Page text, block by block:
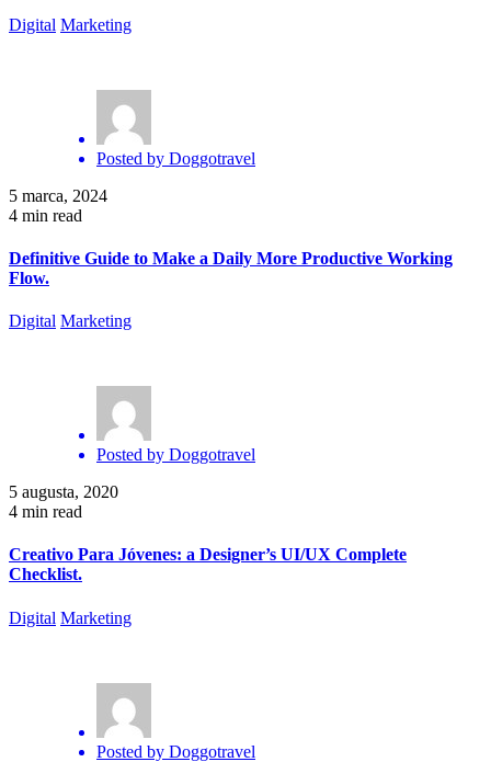
Digital Marketing
Posted by Doggotravel
5 marca, 2024
4 min read
Definitive Guide to Make a Daily More Productive Working
Flow.
Digital Marketing
Posted by Doggotravel
5 augusta, 2020
4 min read
Creativo Para Jóvenes: a Designer’s UI/UX Complete
Checklist.
Digital Marketing
Posted by Doggotravel